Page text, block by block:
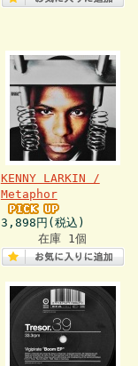
KENNY LARKIN /
Metaphor
3,898円(税込)
在庫 1個